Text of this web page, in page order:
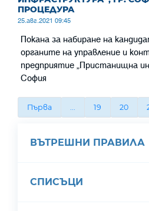
ПРОЦЕДУРА
25.авг.2021 09:45
Покана за набиране на
органите на управление и
предприятие „Пристанищна
София
Първа 19 20
ВЪТРЕШНИ ПРАВИЛА
СПИСЪЦИ